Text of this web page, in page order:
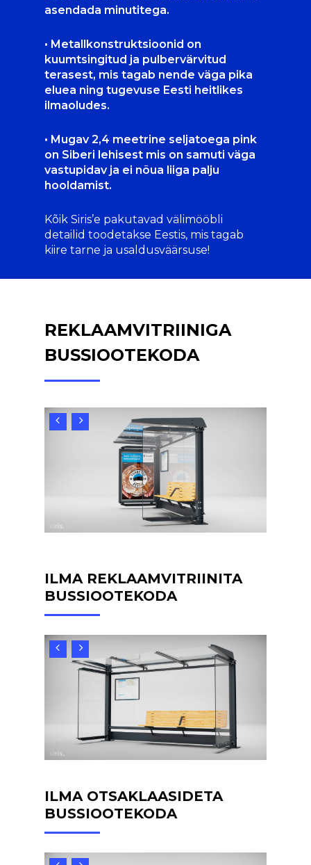
asendada minutitega.
• Metallkonstruktsioonid on
kuumtsingitud ja pulbervärvitud
terasest, mis tagab nende väga pika
eluea ning tugevuse Eesti heitlikes
ilmaoludes.
• Mugav 2,4 meetrine seljatoega pink
on Siberi lehisest mis on samuti väga
vastupidav ja ei nõua liiga palju
hooldamist.
Kõik Siris’e pakutavad välimööbli
detailid toodetakse Eestis, mis tagab
kiire tarne ja usaldusväärsuse!
REKLAAMVITRIINIGA
BUSSIOOTEKODA
ILMA REKLAAMVITRIINITA
BUSSIOOTEKODA
ILMA OTSAKLAASIDETA
BUSSIOOTEKODA